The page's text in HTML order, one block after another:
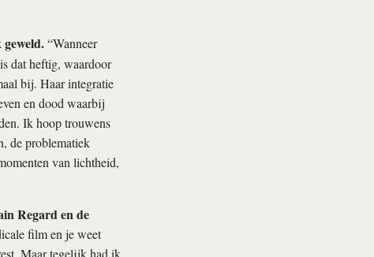
“Wanneer
dat heftig, waardoor
bij. Haar integratie
en dood waarbij
Ik hoop trouwens
de problematiek
van lichtheid,
Regard en de
film en je weet
Maar tegelijk had ik